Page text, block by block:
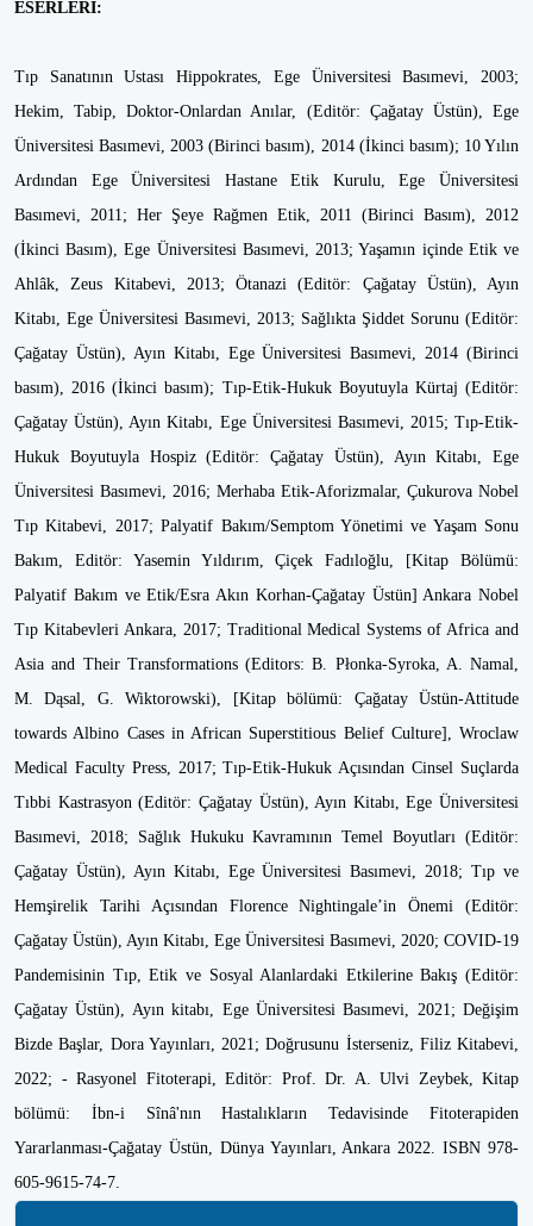
ESERLERİ:
Tıp Sanatının Ustası Hippokrates, Ege Üniversitesi Basımevi, 2003;
Hekim, Tabip, Doktor-Onlardan Anılar, (Editör: Çağatay Üstün), Ege
Üniversitesi Basımevi, 2003 (Birinci basım), 2014 (İkinci basım); 10 Yılın
Ardından Ege Üniversitesi Hastane Etik Kurulu, Ege Üniversitesi
Basımevi, 2011; Her Şeye Rağmen Etik, 2011 (Birinci Basım), 2012
(İkinci Basım), Ege Üniversitesi Basımevi, 2013; Yaşamın içinde Etik ve
Ahlâk, Zeus Kitabevi, 2013; Ötanazi (Editör: Çağatay Üstün), Ayın
Kitabı, Ege Üniversitesi Basımevi, 2013; Sağlıkta Şiddet Sorunu (Editör:
Çağatay Üstün), Ayın Kitabı, Ege Üniversitesi Basımevi, 2014 (Birinci
basım), 2016 (İkinci basım); Tıp-Etik-Hukuk Boyutuyla Kürtaj (Editör:
Çağatay Üstün), Ayın Kitabı, Ege Üniversitesi Basımevi, 2015; Tıp-Etik-
Hukuk Boyutuyla Hospiz (Editör: Çağatay Üstün), Ayın Kitabı, Ege
Üniversitesi Basımevi, 2016; Merhaba Etik-Aforizmalar, Çukurova Nobel
Tıp Kitabevi, 2017; Palyatif Bakım/Semptom Yönetimi ve Yaşam Sonu
Bakım, Editör: Yasemin Yıldırım, Çiçek Fadıloğlu, [Kitap Bölümü:
Palyatif Bakım ve Etik/Esra Akın Korhan-Çağatay Üstün] Ankara Nobel
Tıp Kitabevleri Ankara, 2017; Traditional Medical Systems of Africa and
Asia and Their Transformations (Editors: B. Płonka-Syroka, A. Namal,
M. Dąsal, G. Wiktorowski), [Kitap bölümü: Çağatay Üstün-Attitude
towards Albino Cases in African Superstitious Belief Culture], Wroclaw
Medical Faculty Press, 2017; Tıp-Etik-Hukuk Açısından Cinsel Suçlarda
Tıbbi Kastrasyon (Editör: Çağatay Üstün), Ayın Kitabı, Ege Üniversitesi
Basımevi, 2018; Sağlık Hukuku Kavramının Temel Boyutları (Editör:
Çağatay Üstün), Ayın Kitabı, Ege Üniversitesi Basımevi, 2018; Tıp ve
Hemşirelik Tarihi Açısından Florence Nightingale’in Önemi (Editör:
Çağatay Üstün), Ayın Kitabı, Ege Üniversitesi Basımevi, 2020; COVID-19
Pandemisinin Tıp, Etik ve Sosyal Alanlardaki Etkilerine Bakış (Editör:
Çağatay Üstün), Ayın kitabı, Ege Üniversitesi Basımevi, 2021; Değişim
Bizde Başlar, Dora Yayınları, 2021; Doğrusunu İsterseniz, Filiz Kitabevi,
2022; - Rasyonel Fitoterapi, Editör: Prof. Dr. A. Ulvi Zeybek, Kitap
bölümü: İbn-i Sînâ'nın Hastalıkların Tedavisinde Fitoterapiden
Yararlanması-Çağatay Üstün, Dünya Yayınları, Ankara 2022. ISBN 978-
605-9615-74-7.